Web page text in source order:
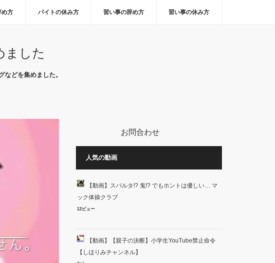
め方 バイトの休み方 習い事の辞め方 習い事の休み方
ました
どを集めました。
お問合わせ
人気の動画
【動画】スパルタ!? 鬼!? でもホントは優しい… マ
ック体操クラブ
12ビュー
【動画】【親子の決断】小学生YouTube禁止命令
【しほりみチャンネル】